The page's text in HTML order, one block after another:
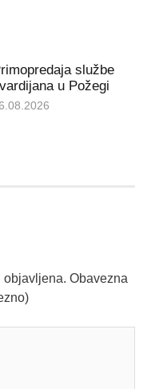
službe
u Požegi
objavljena. Obavezna